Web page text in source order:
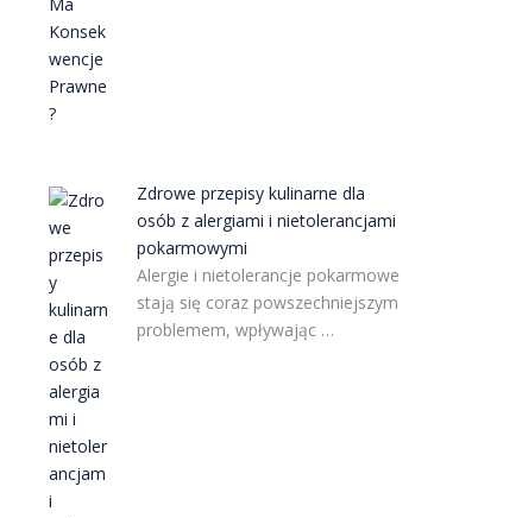
Zdrowe przepisy kulinarne dla
osób z alergiami i nietolerancjami
pokarmowymi
Alergie i nietolerancje pokarmowe
stają się coraz powszechniejszym
problemem, wpływając …